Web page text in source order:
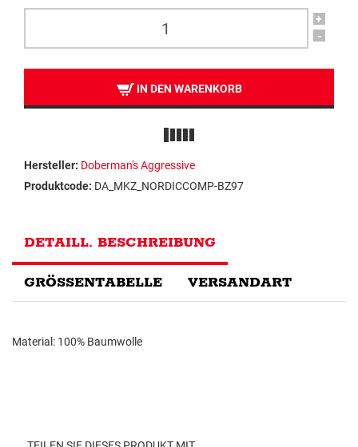
+
-
IN DEN WARENKORB
Hersteller: Doberman's Aggressive
Produktcode: DA_MKZ_NORDICCOMP-BZ97
DETAILL. BESCHREIBUNG
GRÖSSENTABELLE VERSANDART
Material: 100% Baumwolle